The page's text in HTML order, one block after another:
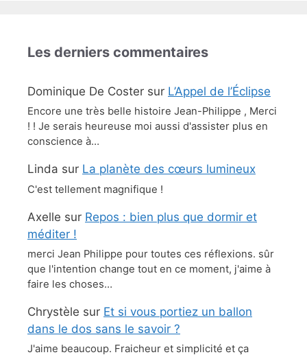
Les derniers commentaires
Dominique De Coster sur L’Appel de l’Éclipse
Encore une très belle histoire Jean-Philippe , Merci
! ! Je serais heureuse moi aussi d'assister plus en
conscience à…
Linda sur La planète des cœurs lumineux
C'est tellement magnifique !
Axelle sur Repos : bien plus que dormir et
méditer !
merci Jean Philippe pour toutes ces réflexions. sûr
que l'intention change tout en ce moment, j'aime à
faire les choses…
Chrystèle sur Et si vous portiez un ballon
dans le dos sans le savoir ?
J'aime beaucoup. Fraicheur et simplicité et ça